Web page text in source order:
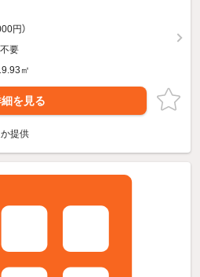
円）
不要
㎡
を見る
提供